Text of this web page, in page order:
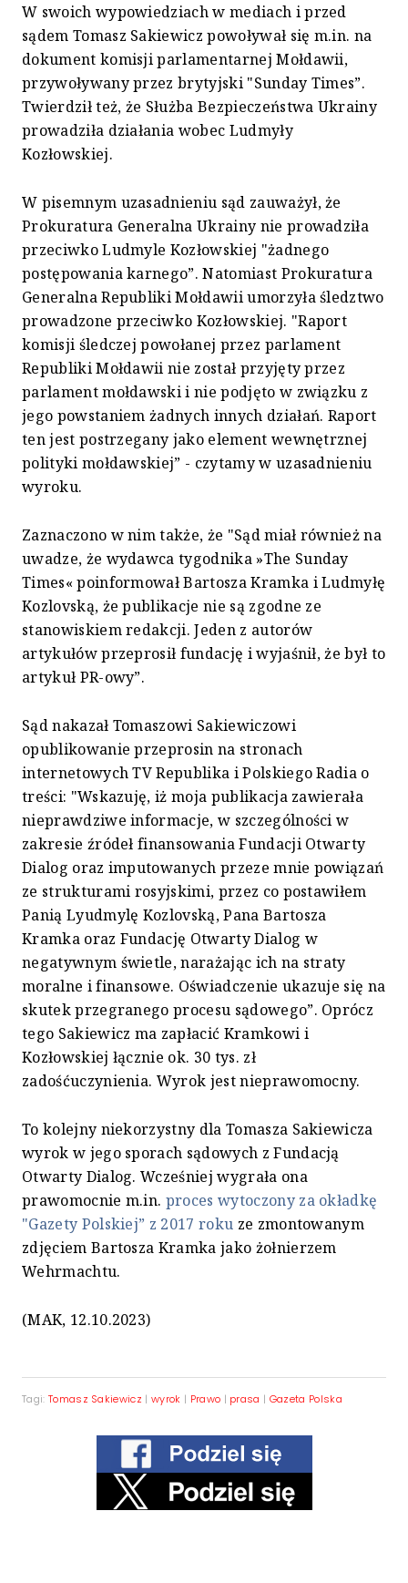
W swoich wypowiedziach w mediach i przed
sądem Tomasz Sakiewicz powoływał się m.in. na
dokument komisji parlamentarnej Mołdawii,
przywoływany przez brytyjski "Sunday Times”.
Twierdził też, że Służba Bezpieczeństwa Ukrainy
prowadziła działania wobec Ludmyły
Kozłowskiej.
W pisemnym uzasadnieniu sąd zauważył, że
Prokuratura Generalna Ukrainy nie prowadziła
przeciwko Ludmyle Kozłowskiej "żadnego
postępowania karnego”. Natomiast Prokuratura
Generalna Republiki Mołdawii umorzyła śledztwo
prowadzone przeciwko Kozłowskiej. "Raport
komisji śledczej powołanej przez parlament
Republiki Mołdawii nie został przyjęty przez
parlament mołdawski i nie podjęto w związku z
jego powstaniem żadnych innych działań. Raport
ten jest postrzegany jako element wewnętrznej
polityki mołdawskiej” - czytamy w uzasadnieniu
wyroku.
Zaznaczono w nim także, że "Sąd miał również na
uwadze, że wydawca tygodnika »The Sunday
Times« poinformował Bartosza Kramka i Ludmyłę
Kozlovską, że publikacje nie są zgodne ze
stanowiskiem redakcji. Jeden z autorów
artykułów przeprosił fundację i wyjaśnił, że był to
artykuł PR-owy”.
Sąd nakazał Tomaszowi Sakiewiczowi
opublikowanie przeprosin na stronach
internetowych TV Republika i Polskiego Radia o
treści: "Wskazuję, iż moja publikacja zawierała
nieprawdziwe informacje, w szczególności w
zakresie źródeł finansowania Fundacji Otwarty
Dialog oraz imputowanych przeze mnie powiązań
ze strukturami rosyjskimi, przez co postawiłem
Panią Lyudmylę Kozlovską, Pana Bartosza
Kramka oraz Fundację Otwarty Dialog w
negatywnym świetle, narażając ich na straty
moralne i finansowe. Oświadczenie ukazuje się na
skutek przegranego procesu sądowego”. Oprócz
tego Sakiewicz ma zapłacić Kramkowi i
Kozłowskiej łącznie ok. 30 tys. zł
zadośćuczynienia. Wyrok jest nieprawomocny.
To kolejny niekorzystny dla Tomasza Sakiewicza
wyrok w jego sporach sądowych z Fundacją
Otwarty Dialog. Wcześniej wygrała ona
prawomocnie m.in. proces wytoczony za okładkę
"Gazety Polskiej” z 2017 roku ze zmontowanym
zdjęciem Bartosza Kramka jako żołnierzem
Wehrmachtu.
(MAK, 12.10.2023)
Tagi: Tomasz Sakiewicz |wyrok | Prawo | prasa | Gazeta Polska